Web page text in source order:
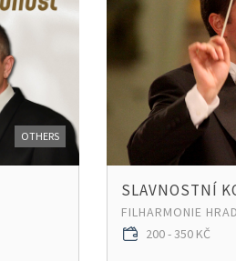
OTHERS
SLAVNOSTNÍ
FILHARMONIE
200 - 350 KČ